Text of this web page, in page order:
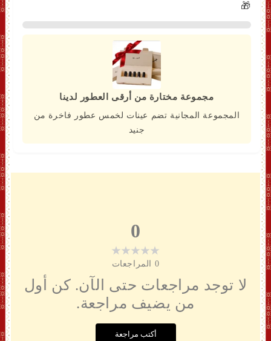
🎁
مجموعة مختارة من أرقى العطور لدينا
المجموعة المجانية تضم عينات لخمس عطور فاخرة من
جنيد
0
0 المراجعات
لا توجد مراجعات حتى الآن. كن أول
من يضيف مراجعة.
أكتب مراجعة